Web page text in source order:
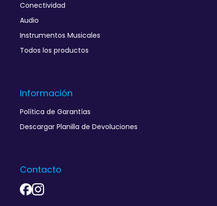
Conectividad
Audio
Instrumentos Musicales
Todos los productos
Información
Política de Garantías
Descargar Planilla de Devoluciones
Contacto